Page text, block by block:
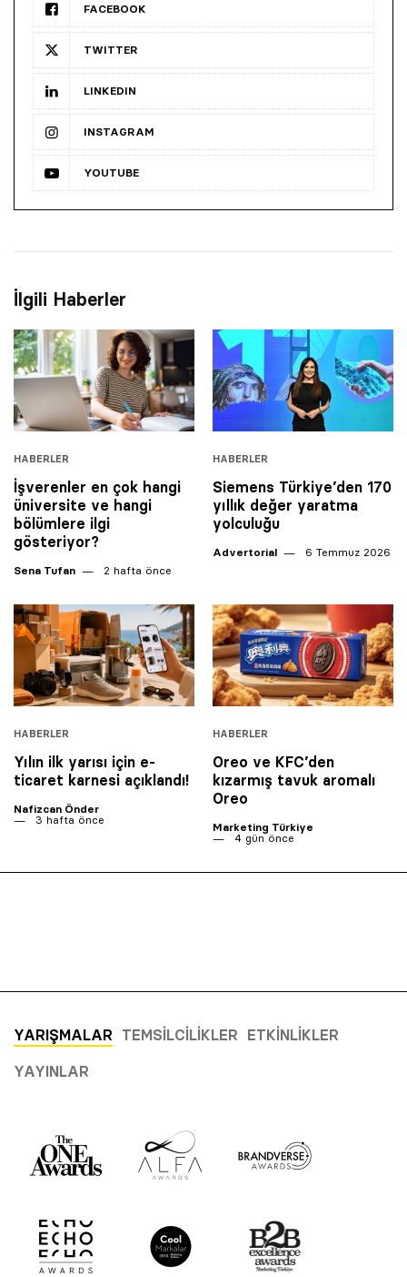
FACEBOOK
TWITTER
LINKEDIN
INSTAGRAM
YOUTUBE
İlgili Haberler
HABERLER
İşverenler en çok hangi
üniversite ve hangi
bölümlere ilgi
gösteriyor?
Sena Tufan 2 hafta önce
HABERLER
Siemens Türkiye’den 170
yıllık değer yaratma
yolculuğu
Advertorial 6 Temmuz 2026
HABERLER
Yılın ilk yarısı için e-
ticaret karnesi açıklandı!
Nafizcan Önder
3 hafta önce
HABERLER
Oreo ve KFC’den
kızarmış tavuk aromalı
Oreo
Marketing Türkiye
4 gün önce
YARIŞMALAR TEMSILCILIKLER ETKINLIKLER
YAYINLAR